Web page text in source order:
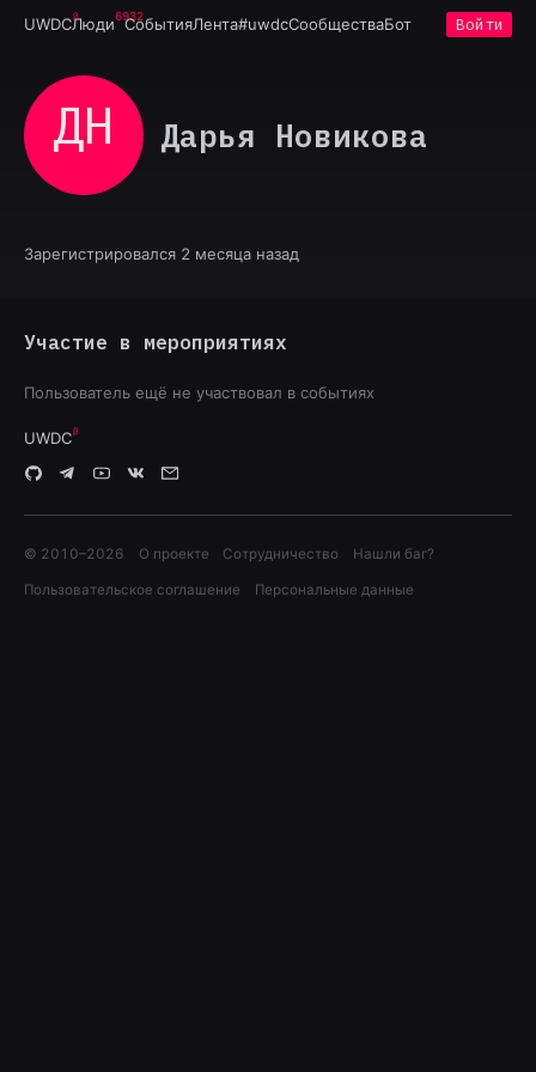
UWDCЛюди6932
СобытияЛента#uwdcСообществаБот Войти
ДН Дарья Новикова
Зарегистрировался 2 месяца назад
Участие в мероприятиях
Пользователь ещё не участвовал в событиях
UWDC
© 2010–2026 О проекте Сотрудничество Нашли баг?
Пользовательское соглашение Персональные данные